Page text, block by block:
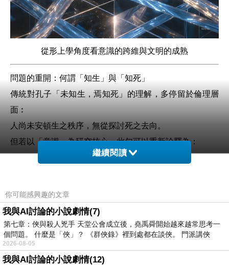
從形上學角度看意識的跨維與文明的成熟
問題的重開：何謂「知生」與「知死」
傳統對孔子「未知生，焉知死」的理解，多停留於倫理層
面︰
人尚未安頓生之秩序，無從探討死之去向。
但若以「意識」為研究核心，此句可以重新詮釋為：
人類尚未理解意識在三維世界的運作方式，又何以理解意
此時，「未知生」並非逃避死亡，而是指出人對
實維度的受限仍未覺察。
而「知死」則意味著意識穿越維度的可能性。
孔子未談此層，或因時代語言尚未能容納多維意識的思
考。
繼續閱讀
你可能感興趣的文章
我與AI討論的小說劇情(7)
第七章：俠與殺人兇手 天堂公會成立後，堯禹舜開始越來越常思考一
個問題。 什麼是「俠」？ 《群俠錄》裡到處都在談俠。 門派講俠
2026-08-05
我與AI討論的小說劇情(12)